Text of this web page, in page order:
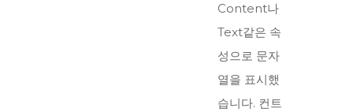
Content나
Text같은 속
성으로 문자
열을 표시했
습니다. 컨트